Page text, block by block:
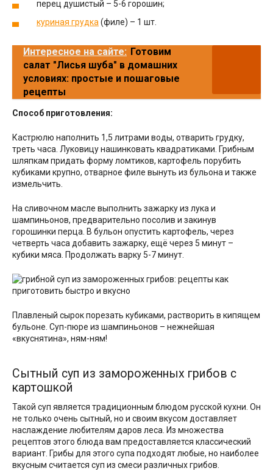
перец душистый – 5-6 горошин;
куриная грудка(филе) – 1 шт.
Интересное на сайте: Готовим
салат "Лисья шуба" в домашних
условиях: простые и пошаговые
рецепты
Способ приготовления:
Кастрюлю наполнить 1,5 литрами воды, отварить грудку,
треть часа. Луковицу нашинковать квадратиками. Грибным
шляпкам придать форму ломтиков, картофель порубить
кубиками крупно, отварное филе вынуть из бульона и также
измельчить.
На сливочном масле выполнить зажарку из лука и
шампиньонов, предварительно посолив и закинув
горошинки перца. В бульон опустить картофель, через
четверть часа добавить зажарку, ещё через 5 минут –
кубики мяса. Продолжать варку 5-7 минут.
Плавленый сырок порезать кубиками, растворить в кипящем
бульоне. Суп-пюре из шампиньонов – нежнейшая
«вкуснятина», ням-ням!
Сытный суп из замороженных грибов с
картошкой
Такой суп является традиционным блюдом русской кухни. Он
не только очень сытный, но и своим вкусом доставляет
наслаждение любителям даров леса. Из множества
рецептов этого блюда вам предоставляется классический
вариант. Грибы для этого супа подходят любые, но наиболее
вкусным считается суп из смеси различных грибов.